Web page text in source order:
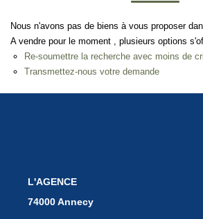
Qui Sommes-Nous
Notre Équipe
ESTIMATION
Plus de critères
Nous n'avons pas de biens à vous proposer
A vendre pour le moment , plusieurs options
Re-soumettre la recherche avec moins de
Transmettez-nous votre demande
L'AGENCE